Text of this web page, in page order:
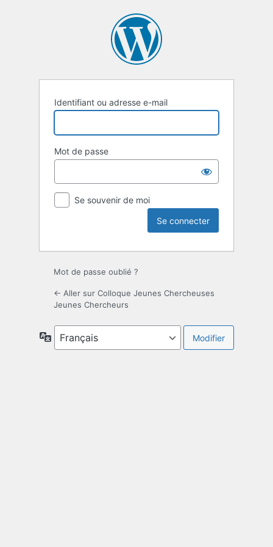
Identifiant ou adresse e-mail
Mot de passe
Se souvenir de moi
Mot de passe oublié ?
← Aller sur Colloque Jeunes Chercheuses
Jeunes Chercheurs
Langue